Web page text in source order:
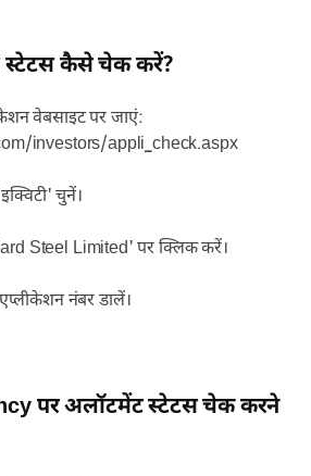
स्टेटस कैसे चेक करें?
वेबसाइट पर जाएं:
investors/appli_check.aspx
चुनें।
Steel Limited' पर क्लिक करें।
नंबर डालें।
पर अलॉटमेंट स्टेटस चेक करने